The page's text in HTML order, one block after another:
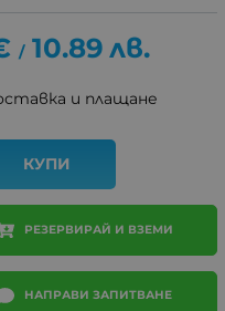
/ 10.89 лв.
и плащане
КУПИ
РЕЗЕРВИРАЙ И ВЗЕМИ
НАПРАВИ ЗАПИТВАНЕ